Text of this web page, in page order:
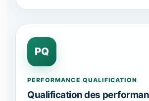
PQ
PERFORMANCE QUALIFICATION
Qualification des